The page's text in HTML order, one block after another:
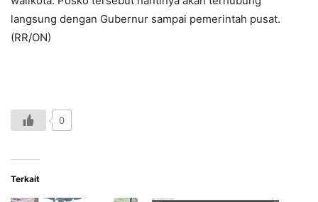
langsung dengan Gubernur sampai pemerintah pusat.
(RR/ON)
0
Terkait